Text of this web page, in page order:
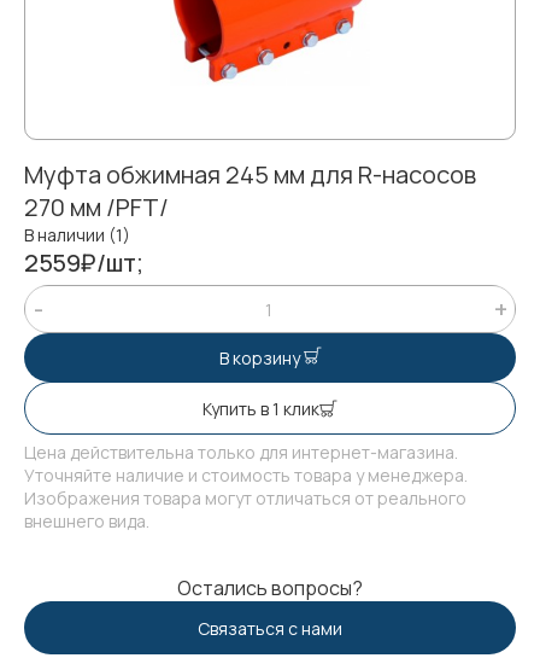
Муфта обжимная 245 мм для R-насосов
270 мм /PFT/
В наличии (1)
2559₽/шт;
В корзину
Купить в 1 клик
Цена действительна только для интернет-магазина.
Уточняйте наличие и стоимость товара у менеджера.
Изображения товара могут отличаться от реального
внешнего вида.
Остались вопросы?
Связаться с нами